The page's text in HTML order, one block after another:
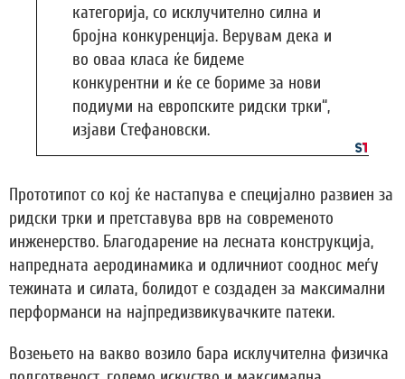
категорија, со исклучително силна и
бројна конкуренција. Верувам дека и
во оваа класа ќе бидеме
конкурентни и ќе се бориме за нови
подиуми на европските ридски трки“,
изјави Стефановски.
Прототипот со кој ќе настапува е специјално развиен за
ридски трки и претставува врв на современото
инженерство. Благодарение на лесната конструкција,
напредната аеродинамика и одличниот сооднос меѓу
тежината и силата, болидот е создаден за максимални
перформанси на најпредизвикувачките патеки.
Возењето на вакво возило бара исклучителна физичка